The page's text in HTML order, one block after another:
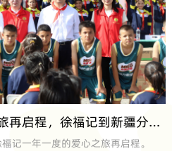
援疆公益之旅再启程，徐福记到新疆分享营养分享爱
记一年一度的爱心之旅再启程。